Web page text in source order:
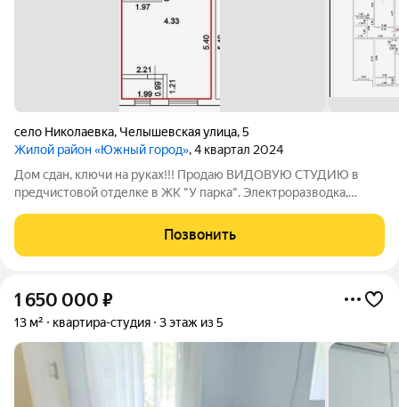
село Николаевка, Челышевская улица,5
Жилой район «Южный город», 4 квартал 2024
Дом сдан, ключи на руках!!! Продаю ВИДОВУЮ СТУДИЮ в
предчистовой отделке в ЖК "У парка". Электроразводка,
Закрытый двор без машин, видеонаблюдение по периметру,
сквер-парк с оборудованными
Позвонить
1 650 000 ₽
13 м² квартира-студия 3 этаж из 5